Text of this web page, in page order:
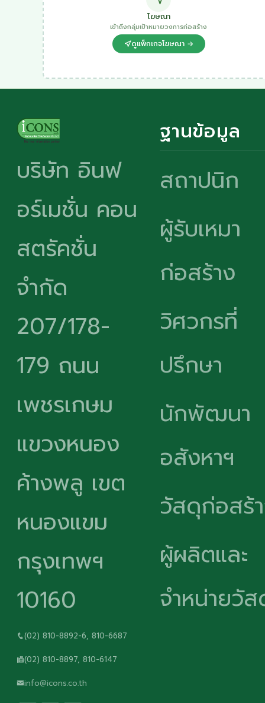
โฆษณา
เข้าถึงกลุ่มเป้าหมายวงการก่อสร้าง
ดูแพ็กเกจโฆษณา →
บริษัท อินฟ
อร์เมชั่น คอน
สตรัคชั่น
จำกัด
207/178-
179 ถนน
เพชรเกษม
แขวงหนอง
ค้างพลู เขต
หนองแขม
กรุงเทพฯ
10160
(02) 810-8892-6, 810-6687
(02) 810-8897, 810-6147
info@icons.co.th
ฐานข้อมูล
สถาปนิก
ผู้รับเหมา
ก่อสร้าง
วิศวกรที่
ปรึกษา
นักพัฒนา
อสังหาฯ
วัสดุก่อสร้
ผู้ผลิตและ
จำหน่ายวั